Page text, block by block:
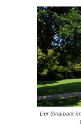
Der Sinaipark